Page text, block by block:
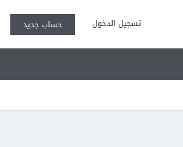
تسجيل الدخول حساب جديد